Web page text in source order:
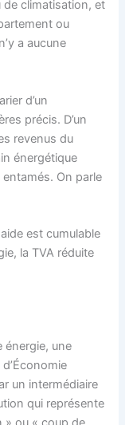
climatisation, et
ou
a aucune
d’un
précis. D’un
revenus du
énergétique
On parle
est cumulable
la TVA réduite
énergie, une
un intermédiaire
qui représente